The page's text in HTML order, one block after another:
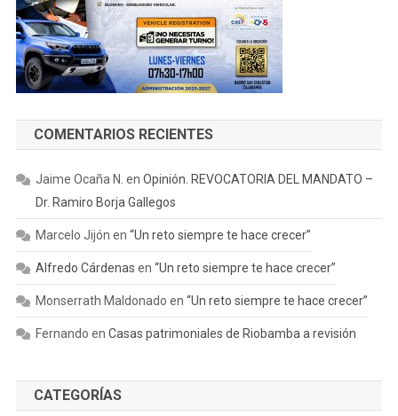
COMENTARIOS RECIENTES
Jaime Ocaña N. en Opinión. REVOCATORIA DEL MANDATO –
Dr. Ramiro Borja Gallegos
Marcelo Jijón en “Un reto siempre te hace crecer”
Alfredo Cárdenas en “Un reto siempre te hace crecer”
Monserrath Maldonado en “Un reto siempre te hace crecer”
Fernando en Casas patrimoniales de Riobamba a revisión
CATEGORÍAS